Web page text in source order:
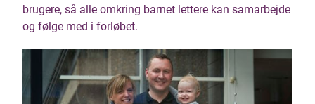
brugere, så alle omkring barnet lettere kan samarbejde
og følge med i forløbet.